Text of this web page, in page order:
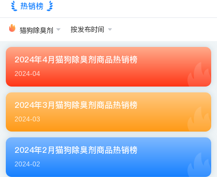
热销榜
猫狗除臭剂 按发布时间
2024年4月猫狗除臭剂商品热销榜
2024-04
2024年3月猫狗除臭剂商品热销榜
2024-03
2024年2月猫狗除臭剂商品热销榜
2024-02